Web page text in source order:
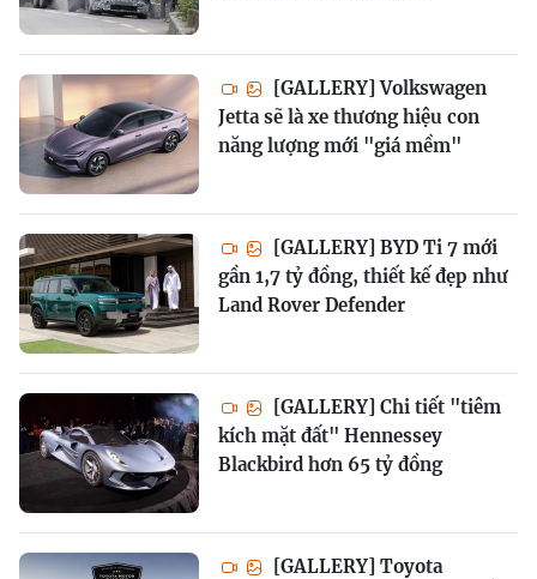
[GALLERY] Volkswagen
Jetta sẽ là xe thương hiệu con
năng lượng mới "giá mềm"
[GALLERY] BYD Ti 7 mới
gần 1,7 tỷ đồng, thiết kế đẹp như
Land Rover Defender
[GALLERY] Chi tiết "tiêm
kích mặt đất" Hennessey
Blackbird hơn 65 tỷ đồng
[GALLERY] Toyota